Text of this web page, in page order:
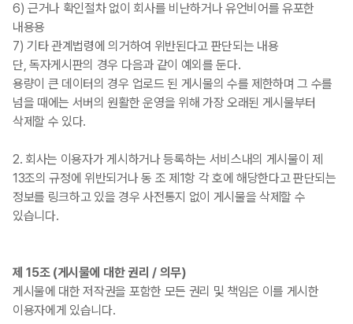
6) 근거나 확인절차 없이 회사를 비난하거나 유언비어를 유포한
내용용
7) 기타 관계법령에 의거하여 위반된다고 판단되는 내용
단, 독자게시판의 경우 다음과 같이 예외를 둔다.
용량이 큰 데이터의 경우 업로드 된 게시물의 수를 제한하며 그 수를
넘을 때에는 서버의 원활한 운영을 위해 가장 오래된 게시물부터
삭제할 수 있다.
2. 회사는 이용자가 게시하거나 등록하는 서비스내의 게시물이 제
13조의 규정에 위반되거나 동 조 제1항 각 호에 해당한다고 판단되는
정보를 링크하고 있을 경우 사전통지 없이 게시물을 삭제할 수
있습니다.
제 15조 (게시물에 대한 권리 / 의무)
게시물에 대한 저작권을 포함한 모든 권리 및 책임은 이를 게시한
이용자에게 있습니다.